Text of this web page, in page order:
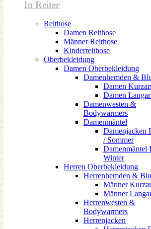
In Reiter
Reithose
Damen Reithose
Männer Reithose
Kinderreithose
Oberbekleidung
Damen Oberbekleidung
Damenhemden &
Damen
Damen
Damenwesten &
Bodywarmers
Damenmäntel
Damenjacken
/ Sommer
Damenmäntel
Winter
Herren Oberbekleidung
Herrenhemden &
Männer
Männer
Herrenwesten &
Bodywarmers
Herrenjacken